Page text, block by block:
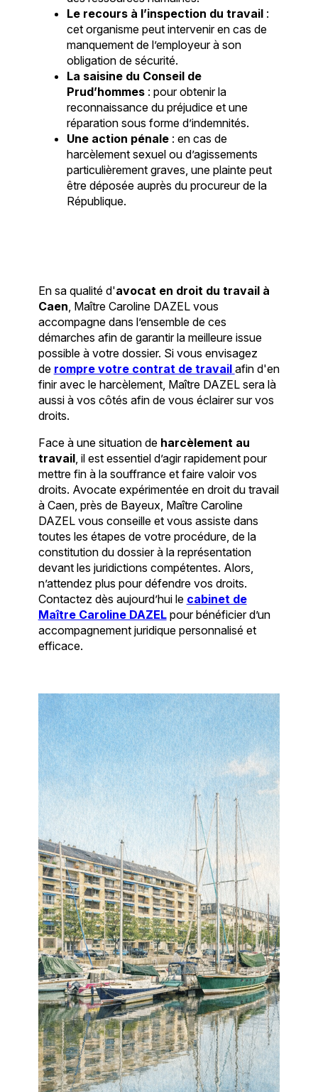
Le recours à l’inspection du travail:
cet organisme peut intervenir en cas de
manquement de l’employeur à son
obligation de sécurité.
La saisine du Conseil de
Prud’hommes: pour obtenir la
reconnaissance du préjudice et une
réparation sous forme d’indemnités.
Une action pénale: en cas de
harcèlement sexuel ou d’agissements
particulièrement graves, une plainte peut
être déposée auprès du procureur de la
République.
En sa qualité d'avocat en droit du travail à
Caen, Maître Caroline DAZEL vous
accompagne dans l’ensemble de ces
démarches afin de garantir la meilleure issue
possible à votre dossier. Si vous envisagez
de rompre votre contrat de travail afin d'en
finir avec le harcèlement, Maître DAZEL sera là
aussi à vos côtés afin de vous éclairer sur vos
droits.
Face à une situation deharcèlement au
travail, il est essentiel d’agir rapidement pour
mettre fin à la souffrance et faire valoir vos
droits. Avocate expérimentée en droit du travail
à Caen, près de Bayeux, Maître Caroline
DAZEL vous conseille et vous assiste dans
toutes les étapes de votre procédure, de la
constitution du dossier à la représentation
devant les juridictions compétentes. Alors,
n’attendez plus pour défendre vos droits.
Contactez dès aujourd’hui le cabinet de
Maître Caroline DAZELpour bénéficier d’un
accompagnement juridique personnalisé et
efficace.